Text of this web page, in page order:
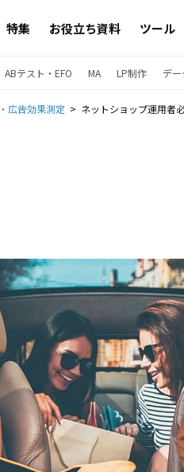
特集 お役立ち資料 ツール
ABテスト・EFO MA LP制作 デ
広告効果測定 ネットショップ運用者